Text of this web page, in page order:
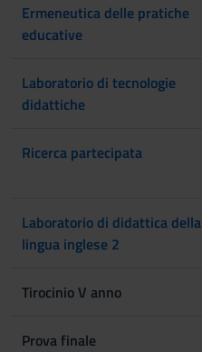
Ermeneutica delle pratiche
educative
Laboratorio di tecnologie
didattiche
Ricerca partecipata
Laboratorio di didattica della
lingua inglese 2
Tirocinio V anno
Prova finale